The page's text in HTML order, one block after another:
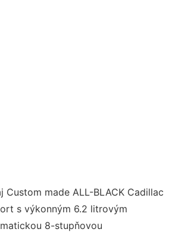
Custom made ALL-BLACK Cadillac
s výkonným 6.2 litrovým
8-stupňovou